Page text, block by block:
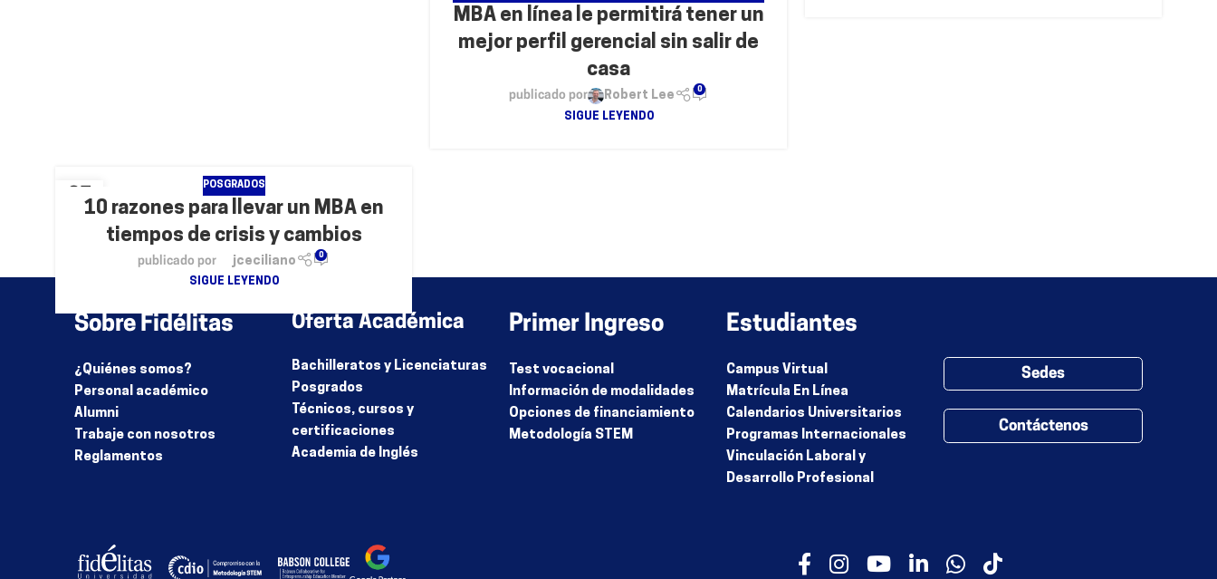
POSGRADOS
MBA en línea le permitirá tener un
mejor perfil gerencial sin salir de
casa
publicado por Robert Lee 0
SIGUE LEYENDO
25
JUN
POSGRADOS
10 razones para llevar un MBA en
tiempos de crisis y cambios
publicado por jceciliano 0
SIGUE LEYENDO
Sobre Fidélitas
¿Quiénes somos?
Personal académico
Alumni
Trabaje con nosotros
Reglamentos
Oferta Académica
Bachilleratos y Licenciaturas
Posgrados
Técnicos, cursos y
certificaciones
Academia de Inglés
Primer Ingreso
Test vocacional
Información de modalidades
Opciones de financiamiento
Metodología STEM
Estudiantes
Campus Virtual
Matrícula En Línea
Calendarios Universitarios
Programas Internacionales
Vinculación Laboral y
Desarrollo Profesional
Sedes
Contáctenos